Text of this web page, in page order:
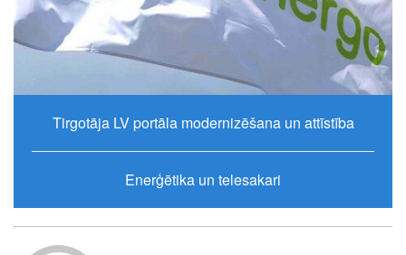
Tirgotāja LV portāla modernizēšana un attīstība
Enerģētika un telesakari